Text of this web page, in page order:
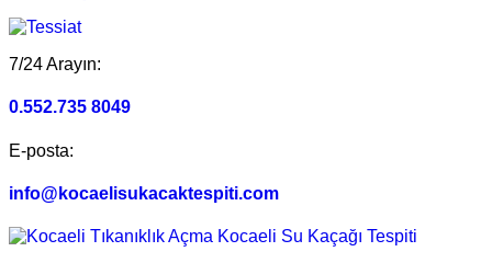
7/24 Arayın:
0.552.735 8049
E-posta:
info@kocaelisukacaktespiti.com